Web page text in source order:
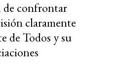
de confrontar
claramente
de Todos y su